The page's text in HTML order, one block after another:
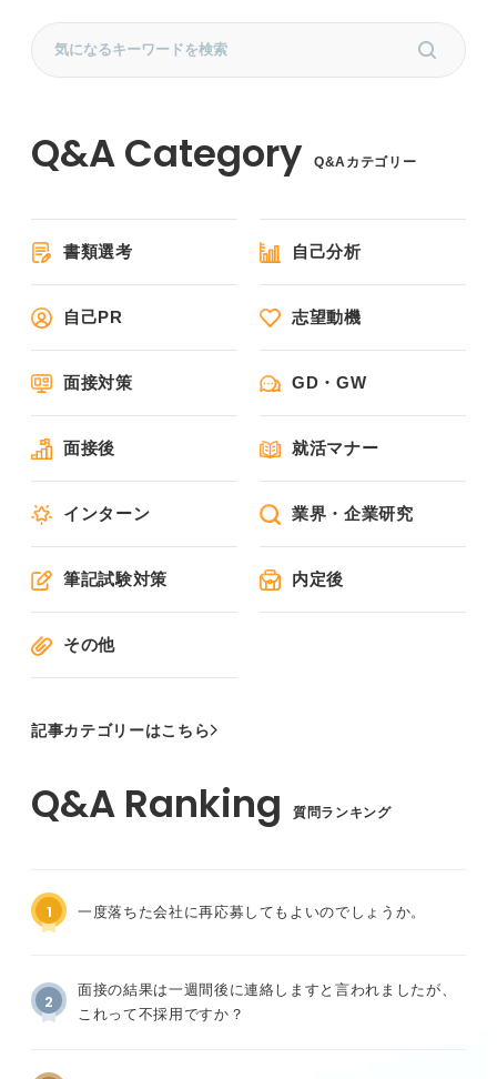
Q&Aカテゴリー
書類選考 自己分析
自己PR 志望動機
面接対策 GD・GW
面接後 就活マナー
インターン 業界・企業研究
筆記試験対策 内定後
その他
記事カテゴリーはこちら
質問ランキング
1 一度落ちた会社に再応募してもよいのでしょうか。
2
面接の結果は一週間後に連絡しますと言われましたが、
これって不採用ですか？